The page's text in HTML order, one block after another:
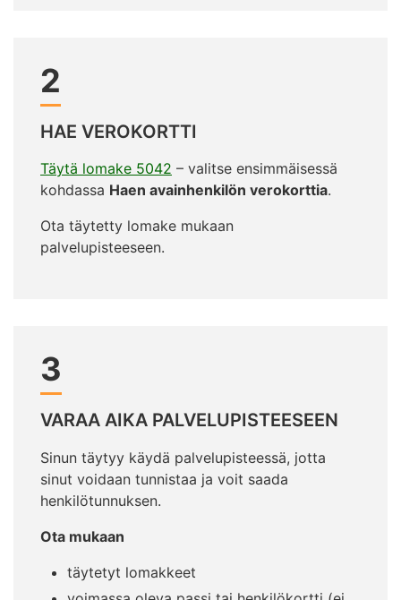
2
HAE VEROKORTTI
Täytä lomake 5042 – valitse ensimmäisessä
kohdassa Haen avainhenkilön verokorttia.
Ota täytetty lomake mukaan
palvelupisteeseen.
3
VARAA AIKA PALVELUPISTEESEEN
Sinun täytyy käydä palvelupisteessä, jotta
sinut voidaan tunnistaa ja voit saada
henkilötunnuksen.
Ota mukaan
täytetyt lomakkeet